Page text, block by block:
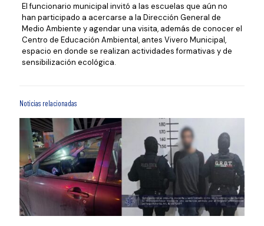
El funcionario municipal invitó a las escuelas que aún no
han participado a acercarse a la Dirección General de
Medio Ambiente y agendar una visita, además de conocer el
Centro de Educación Ambiental, antes Vivero Municipal,
espacio en donde se realizan actividades formativas y de
sensibilización ecológica.
Noticias relacionadas